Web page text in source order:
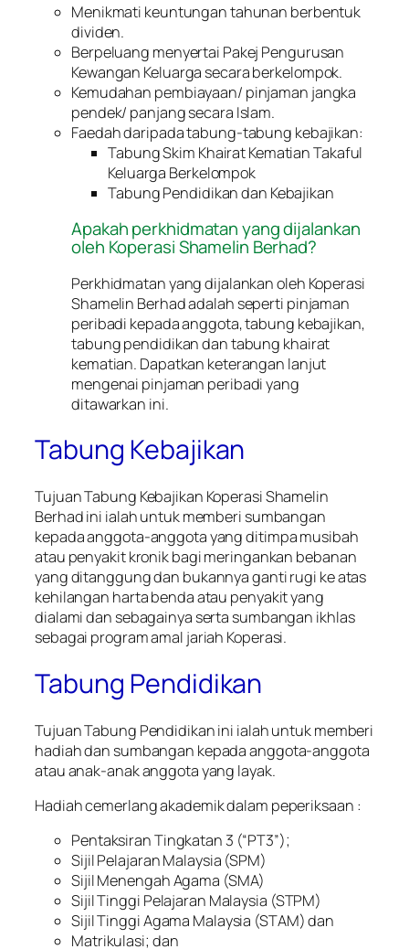
Menikmati keuntungan tahunan berbentuk
dividen.
Berpeluang menyertai Pakej Pengurusan
Kewangan Keluarga secara berkelompok.
Kemudahan pembiayaan/ pinjaman jangka
pendek/ panjang secara Islam.
Faedah daripada tabung-tabung kebajikan:
Tabung Skim Khairat Kematian Takaful
Keluarga Berkelompok
Tabung Pendidikan dan Kebajikan
Apakah perkhidmatan yang dijalankan
oleh Koperasi Shamelin Berhad?
Perkhidmatan yang dijalankan oleh Koperasi
Shamelin Berhad adalah seperti pinjaman
peribadi kepada anggota, tabung kebajikan,
tabung pendidikan dan tabung khairat
kematian. Dapatkan keterangan lanjut
mengenai pinjaman peribadi yang
ditawarkan ini.
Tabung Kebajikan
Tujuan Tabung Kebajikan Koperasi Shamelin
Berhad ini ialah untuk memberi sumbangan
kepada anggota-anggota yang ditimpa musibah
atau penyakit kronik bagi meringankan bebanan
yang ditanggung dan bukannya ganti rugi ke atas
kehilangan harta benda atau penyakit yang
dialami dan sebagainya serta sumbangan ikhlas
sebagai program amal jariah Koperasi.
Tabung Pendidikan
Tujuan Tabung Pendidikan ini ialah untuk memberi
hadiah dan sumbangan kepada anggota-anggota
atau anak-anak anggota yang layak.
Hadiah cemerlang akademik dalam peperiksaan :
Pentaksiran Tingkatan 3 (“PT3”);
Sijil Pelajaran Malaysia (SPM)
Sijil Menengah Agama (SMA)
Sijil Tinggi Pelajaran Malaysia (STPM)
Sijil Tinggi Agama Malaysia (STAM) dan
Matrikulasi; dan